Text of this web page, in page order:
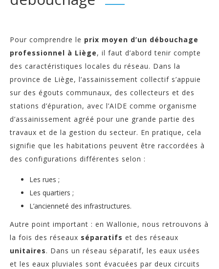
Pour comprendre le prix moyen d’un débouchage
professionnel à Liège, il faut d’abord tenir compte
des caractéristiques locales du réseau. Dans la
province de Liège, l’assainissement collectif s’appuie
sur des égouts communaux, des collecteurs et des
stations d’épuration, avec l’AIDE comme organisme
d’assainissement agréé pour une grande partie des
travaux et de la gestion du secteur. En pratique, cela
signifie que les habitations peuvent être raccordées à
des configurations différentes selon :
Les rues ;
Les quartiers ;
L’ancienneté des infrastructures.
Autre point important : en Wallonie, nous retrouvons à
la fois des réseaux séparatifs et des réseaux
unitaires. Dans un réseau séparatif, les eaux usées
et les eaux pluviales sont évacuées par deux circuits